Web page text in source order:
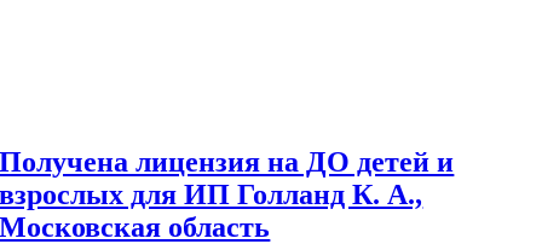
Получена лицензия на ДО детей и
взрослых для ИП Голланд К. А.,
Московская область